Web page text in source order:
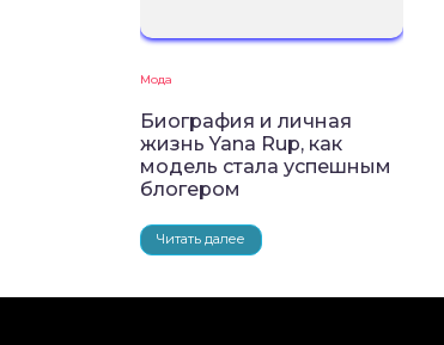
Мода
Биография и личная
жизнь Yana Rup, как
модель стала успешным
блогером
Читать далее